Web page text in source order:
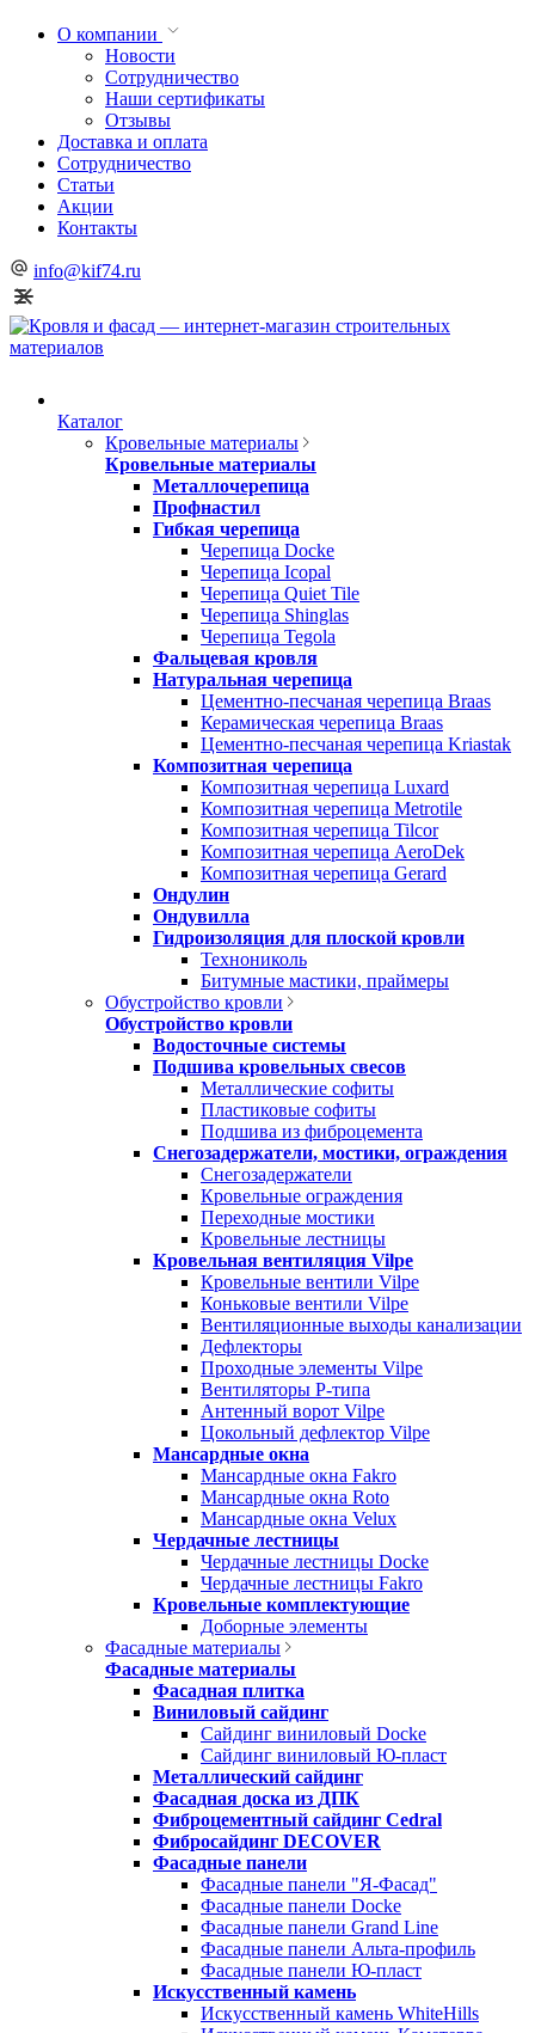
О компании
Новости
Сотрудничество
Наши сертификаты
Отзывы
Доставка и оплата
Сотрудничество
Статьи
Акции
Контакты
info@kif74.ru
Каталог
Кровельные материалы
Кровельные материалы
Металлочерепица
Профнастил
Гибкая черепица
Черепица Docke
Черепица Icopal
Черепица Quiet Tile
Черепица Shinglas
Черепица Tegola
Фальцевая кровля
Натуральная черепица
Цементно-песчаная черепица Braas
Керамическая черепица Braas
Цементно-песчаная черепица Kriastak
Композитная черепица
Композитная черепица Luxard
Композитная черепица Metrotile
Композитная черепица Tilcor
Композитная черепица AeroDek
Композитная черепица Gerard
Ондулин
Ондувилла
Гидроизоляция для плоской кровли
Технониколь
Битумные мастики, праймеры
Обустройство кровли
Обустройство кровли
Водосточные системы
Подшива кровельных свесов
Металлические софиты
Пластиковые софиты
Подшива из фиброцемента
Снегозадержатели, мостики, ограждения
Снегозадержатели
Кровельные ограждения
Переходные мостики
Кровельные лестницы
Кровельная вентиляция Vilpe
Кровельные вентили Vilpe
Коньковые вентили Vilpe
Вентиляционные выходы канализации
Дефлекторы
Проходные элементы Vilpe
Вентиляторы P-типа
Антенный ворот Vilpe
Цокольный дефлектор Vilpe
Мансардные окна
Мансардные окна Fakro
Мансардные окна Roto
Мансардные окна Velux
Чердачные лестницы
Чердачные лестницы Docke
Чердачные лестницы Fakro
Кровельные комплектующие
Доборные элементы
Фасадные материалы
Фасадные материалы
Фасадная плитка
Виниловый сайдинг
Сайдинг виниловый Docke
Сайдинг виниловый Ю-пласт
Металлический сайдинг
Фасадная доска из ДПК
Фиброцементный сайдинг Cedral
Фибросайдинг DECOVER
Фасадные панели
Фасадные панели "Я-Фасад"
Фасадные панели Docke
Фасадные панели Grand Line
Фасадные панели Альта-профиль
Фасадные панели Ю-пласт
Искусственный камень
Искусственный камень WhiteHills